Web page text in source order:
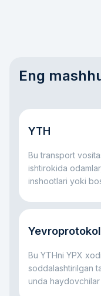
Eng
YTH
Bu transport
ishtirokida
inshootlari yoki
Yevroprotokol
Bu YTHni YPX
soddalashtirilgan
unda haydovchilar